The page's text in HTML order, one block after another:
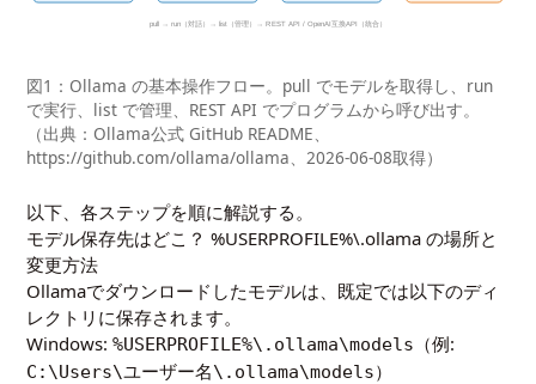
pull → run（対話）→ list（管理）→ REST API / OpenAI互換API（統合）
図1：Ollama の基本操作フロー。pull でモデルを取得し、run
で実行、list で管理、REST API でプログラムから呼び出す。
（出典：Ollama公式 GitHub README、
https://github.com/ollama/ollama、2026-06-08取得）
以下、各ステップを順に解説する。
モデル保存先はどこ？ %USERPROFILE%\.ollama の場所と
変更方法
Ollamaでダウンロードしたモデルは、既定では以下のディ
レクトリに保存されます。
Windows:%USERPROFILE%\.ollama\models （例:
C:\Users\ユーザー名\.ollama\models）